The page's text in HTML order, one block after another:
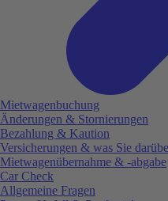
Mietwagenbuchung
Änderungen & Stornierungen
Bezahlung & Kaution
Versicherungen & was Sie
Mietwagenübernahme & -abgabe
Car Check
Allgemeine Fragen